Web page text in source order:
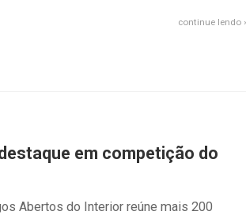
continue lendo
em competição do
Abertos do Interior reúne mais 200